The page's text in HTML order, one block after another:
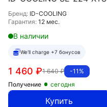
Бренд: ID-COOLING
Гарантия: 12 мес.
В наличии
We'll charge +7 бонусов
-11%
1 640₽
1 460 ₽
Получение сегодня
Купить